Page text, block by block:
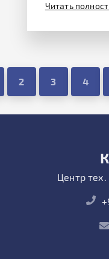
Читать
2 3 4
Центр